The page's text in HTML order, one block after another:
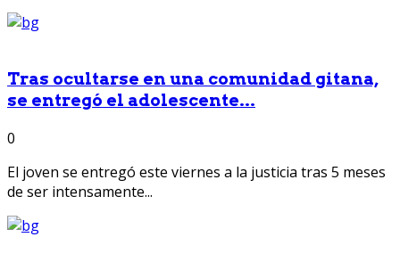
Tras ocultarse en una comunidad gitana,
se entregó el adolescente...
0
El joven se entregó este viernes a la justicia tras 5 meses
de ser intensamente...